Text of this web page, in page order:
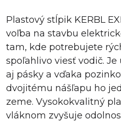
Plastový stĺpik KERBL
voľba na stavbu
tam, kde potrebujete
spoľahlivo viesť vodič.
aj pásky a vďaka
dvojitému nášľapu ho
zeme. Vysokokvalitný
vláknom zvyšuje